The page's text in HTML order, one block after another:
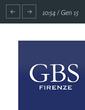
10:54 / Gen 15